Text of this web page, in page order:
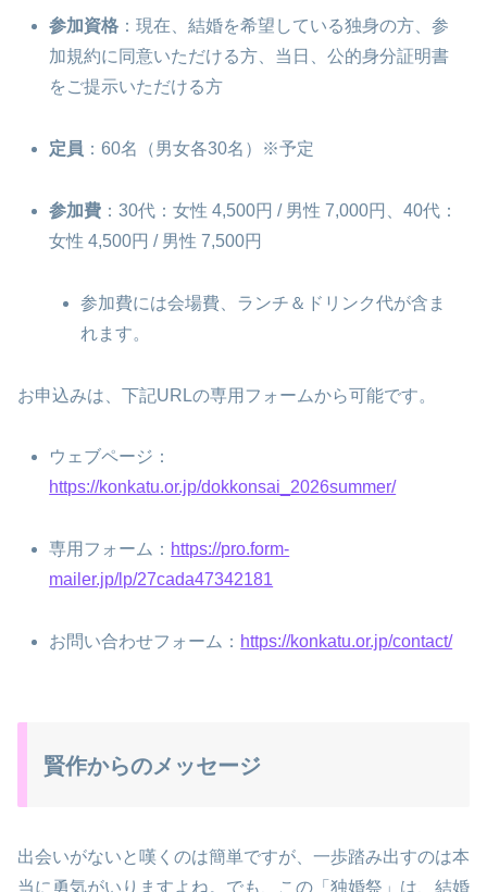
参加資格 ：現在、結婚を希望している独身の方、参
加規約に同意いただける方、当日、公的身分証明書
をご提示いただける方
定員 ：60名（男女各30名）※予定
参加費 ：30代：女性 4,500円 / 男性 7,000円、40代：
女性 4,500円 / 男性 7,500円
参加費には会場費、ランチ＆ドリンク代が含ま
れます。
お申込みは、下記URLの専用フォームから可能です。
ウェブページ：
https://konkatu.or.jp/dokkonsai_2026summer/
専用フォーム： https://pro.form-
mailer.jp/lp/27cada47342181
お問い合わせフォーム： https://konkatu.or.jp/contact/
賢作からのメッセージ
出会いがないと嘆くのは簡単ですが、一歩踏み出すのは本
当に勇気がいりますよね。でも、この「独婚祭」は、結婚